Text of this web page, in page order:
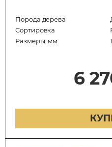
Порода дерева
Сортировка
Размеры, мм
6